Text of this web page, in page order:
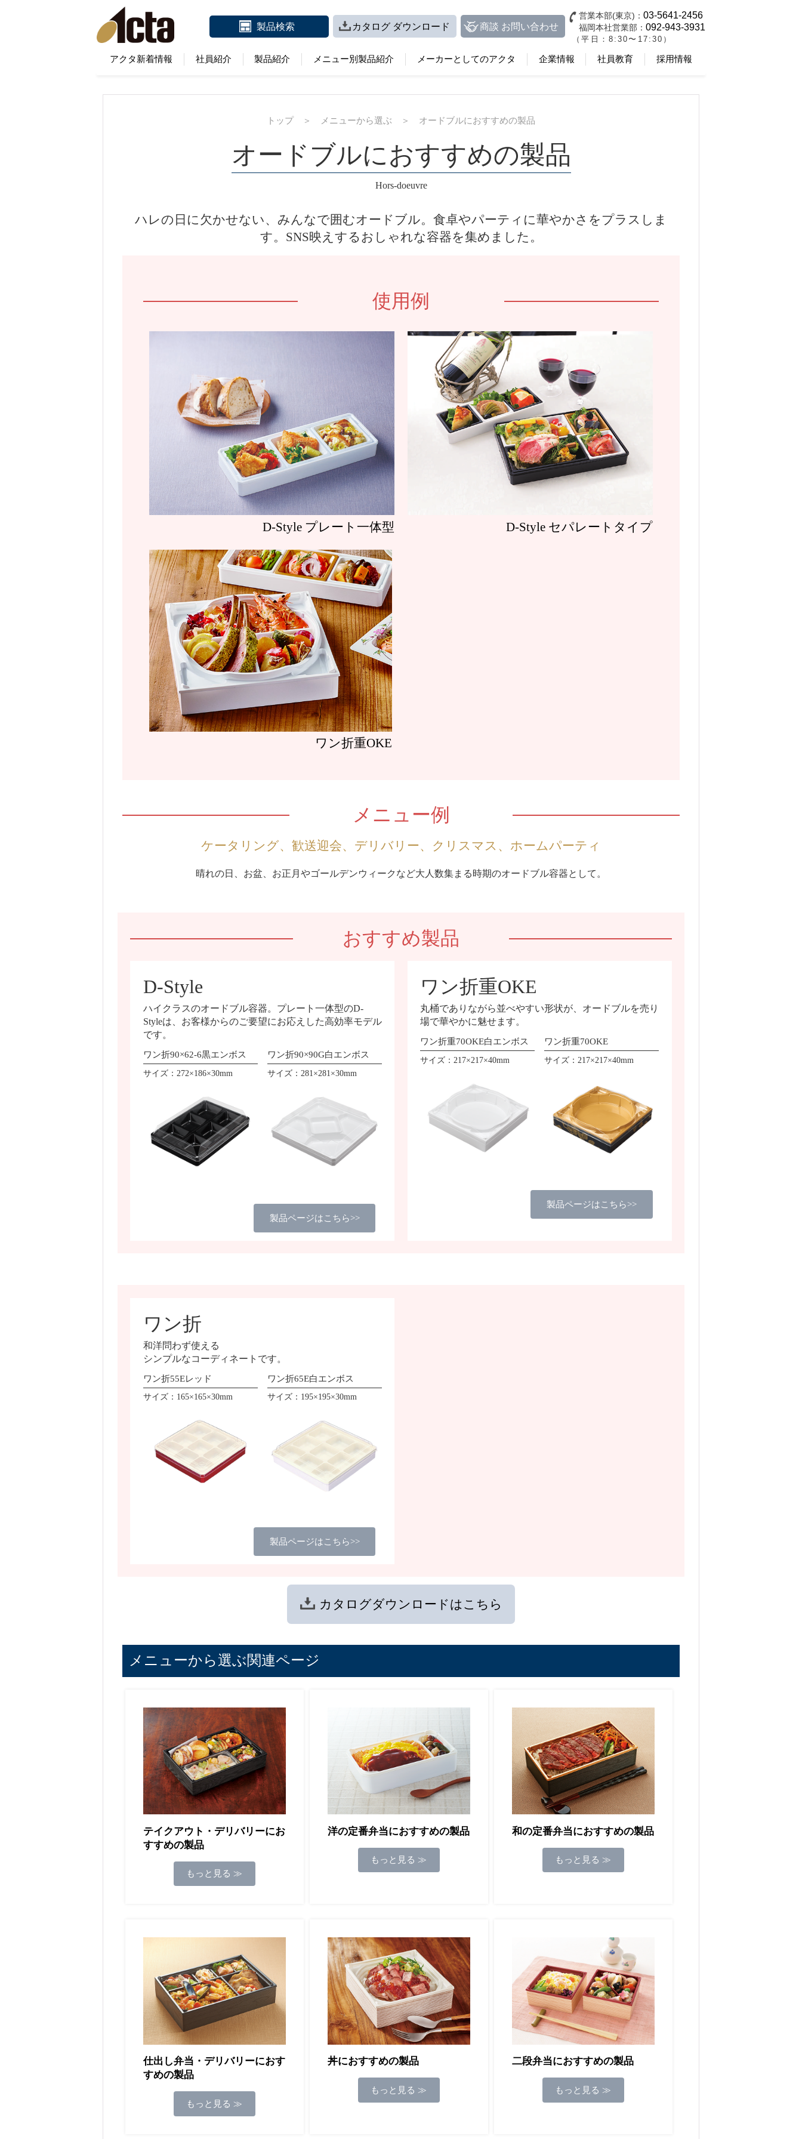
製品検索 カタログ ダウンロード 商談 お問い合わせ
営業本部(東京)： 03-5641-2456
福岡本社営業部： 092-943-3931
（平日：8:30〜17:30）
アクタ新着情報 社員紹介 製品紹介 メニュー別製品紹介 メーカーとしてのアクタ 企業情報 社員教育 採用情報
トップ ＞ メニューから選ぶ ＞ オードブルにおすすめの製品
オードブルにおすすめの製品
Hors-doeuvre
ハレの日に欠かせない、みんなで囲むオードブル。食卓やパーティに華やかさをプラスしま
す。SNS映えするおしゃれな容器を集めました。
使用例
D-Style プレート一体型 D-Style セパレートタイプ
ワン折重OKE
メニュー例
ケータリング、歓送迎会、デリバリー、 クリスマス、ホームパーティ
晴れの日、お盆、お正月やゴールデンウィークなど大人数集まる時期のオードブル容器として。
おすすめ製品
D-Style
ハイクラスのオードブル容器。プレート一体型のD-
Styleは、お客様からのご要望にお応えした高効率モデル
です。
ワン折90×62-6黒エンボス
サイズ：272×186×30mm
ワン折90×90G白エンボス
サイズ：281×281×30mm
製品ページはこちら>>
ワン折重OKE
丸桶でありながら並べやすい形状が、オードブルを売り
場で華やかに魅せます。
ワン折重70OKE白エンボス
サイズ：217×217×40mm
ワン折重70OKE
サイズ：217×217×40mm
製品ページはこちら>>
ワン折
和洋問わず使える
シンプルなコーディネートです。
ワン折55Eレッド
サイズ：165×165×30mm
ワン折65E白エンボス
サイズ：195×195×30mm
製品ページはこちら>>
カタログダウンロードはこちら
メニューから選ぶ関連ページ
テイクアウト・デリバリーにお
すすめの製品
もっと見る ≫
洋の定番弁当におすすめの製品
もっと見る ≫
和の定番弁当におすすめの製品
もっと見る ≫
仕出し弁当・デリバリーにおす
すめの製品
もっと見る ≫
丼におすすめの製品
もっと見る ≫
二段弁当におすすめの製品
もっと見る ≫